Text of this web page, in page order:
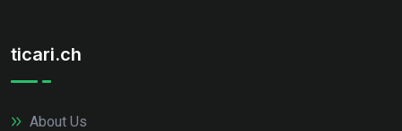
ticari.ch
About Us